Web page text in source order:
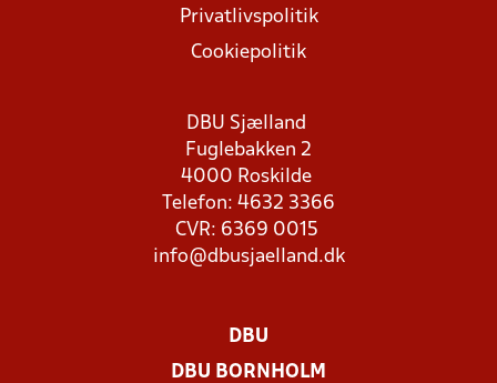
Privatlivspolitik
Cookiepolitik
DBU Sjælland
Fuglebakken 2
4000 Roskilde
Telefon: 4632 3366
CVR: 6369 0015
info@dbusjaelland.dk
DBU
DBU BORNHOLM